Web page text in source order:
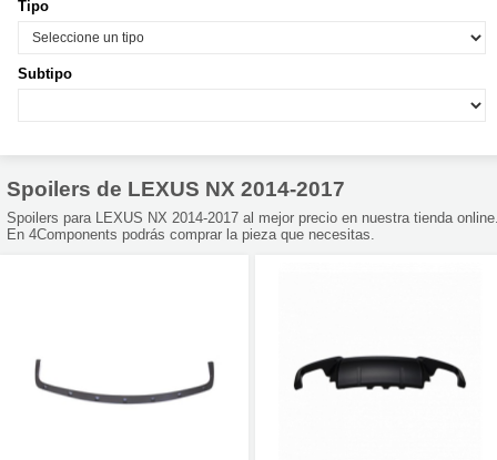
Tipo
Subtipo
Spoilers de LEXUS NX 2014-2017
Spoilers para LEXUS NX 2014-2017 al mejor precio en nuestra tienda
En 4Components podrás comprar la pieza que necesitas.